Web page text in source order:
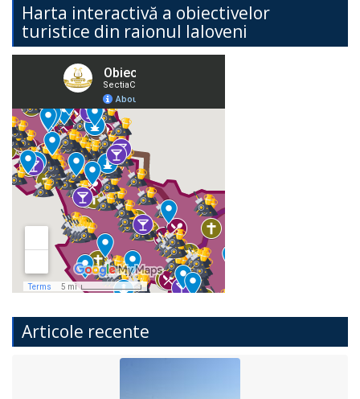
Harta interactivă a obiectivelor
turistice din raionul Ialoveni
Articole recente